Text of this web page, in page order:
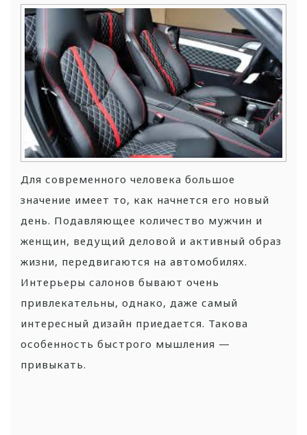
Для современного человека большое
значение имеет то, как начнется его новый
день. Подавляющее количество мужчин и
женщин, ведущий деловой и активный образ
жизни, передвигаются на автомобилях.
Интерьеры салонов бывают очень
привлекательны, однако, даже самый
интересный дизайн приедается. Такова
особенность быстрого мышления —
привыкать.